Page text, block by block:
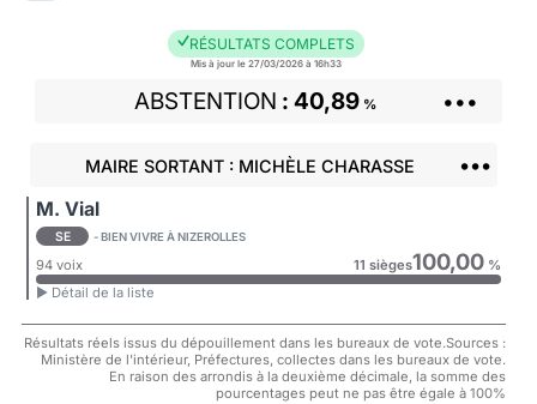
RÉSULTATS COMPLETS
Mis à jour le 27/03/2026 à 16h33
ABSTENTION 40,89 % •••
MAIRE SORTANT : MICHÈLE CHARASSE •••
M. Vial
SE - BIEN VIVRE À NIZEROLLES
94 voix 11 sièges100,00%
► Détail de la liste
Résultats réels issus du dépouillement dans les bureaux de vote.Sources :
Ministère de l'intérieur, Préfectures, collectes dans les bureaux de vote.
En raison des arrondis à la deuxième décimale, la somme des
pourcentages peut ne pas être égale à 100%